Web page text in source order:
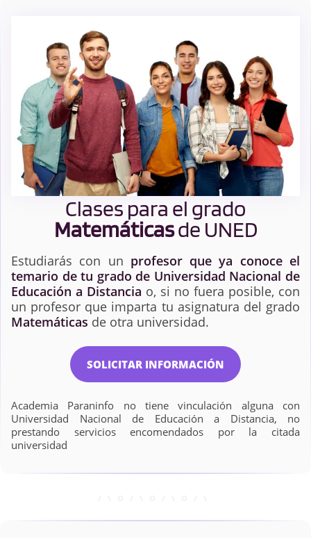
Clases para el grado
Matemáticasde UNED
Estudiarás con un profesor que ya conoce el
temario de tu grado de Universidad Nacional de
Educación a Distancia o, si no fuera posible, con
un profesor que imparta tu asignatura del grado
Matemáticas de otra universidad.
SOLICITAR INFORMACIÓN
Academia Paraninfo no tiene vinculación alguna con
Universidad Nacional de Educación a Distancia, no
prestando servicios encomendados por la citada
universidad